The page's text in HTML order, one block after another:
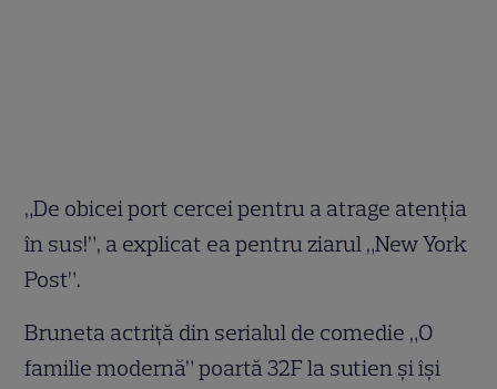
„De obicei port cercei pentru a atrage atenţia
în sus!”, a explicat ea pentru ziarul „New York
Post”.
Bruneta actriţă din serialul de comedie „O
familie modernă” poartă 32F la sutien şi îşi